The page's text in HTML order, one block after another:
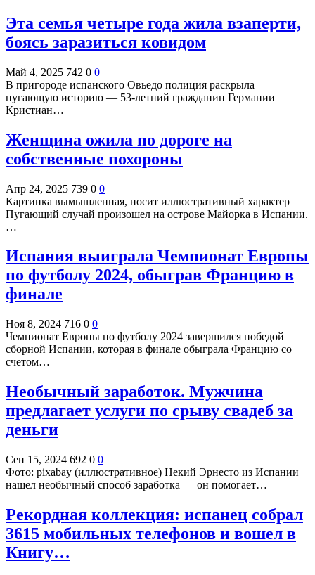
Эта семья четыре года жила взаперти,
боясь заразиться ковидом
Май 4, 2025 742 0 0
В пригороде испанского Овьедо полиция раскрыла
пугающую историю — 53-летний гражданин Германии
Кристиан…
Женщина ожила по дороге на
собственные похороны
Апр 24, 2025 739 0 0
Картинка вымышленная, носит иллюстративный характер
Пугающий случай произошел на острове Майорка в Испании.
…
Испания выиграла Чемпионат Европы
по футболу 2024, обыграв Францию в
финале
Ноя 8, 2024 716 0 0
Чемпионат Европы по футболу 2024 завершился победой
сборной Испании, которая в финале обыграла Францию со
счетом…
Необычный заработок. Мужчина
предлагает услуги по срыву свадеб за
деньги
Сен 15, 2024 692 0 0
Фото: pixabay (иллюстративное) Некий Эрнесто из Испании
нашел необычный способ заработка — он помогает…
Рекордная коллекция: испанец собрал
3615 мобильных телефонов и вошел в
Книгу…